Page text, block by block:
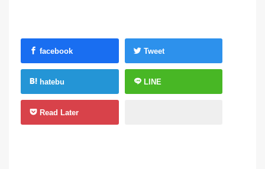
facebook Tweet
hatebu LINE
Read Later